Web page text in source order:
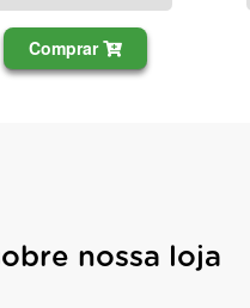
Comprar
nossa loja